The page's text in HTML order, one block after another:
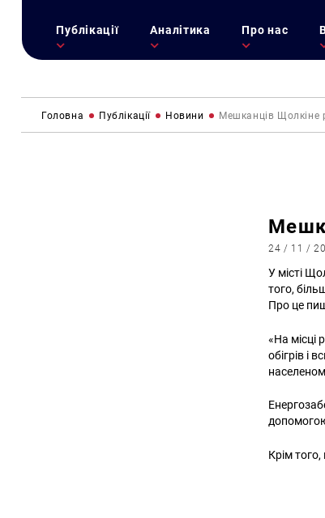
Публікації Аналітика Про нас
Головна Публікації Новини Мешканців Щолкіне
24 / 11 /
У місті
того,
Про це
«На місці
обігрів і
Крім того,